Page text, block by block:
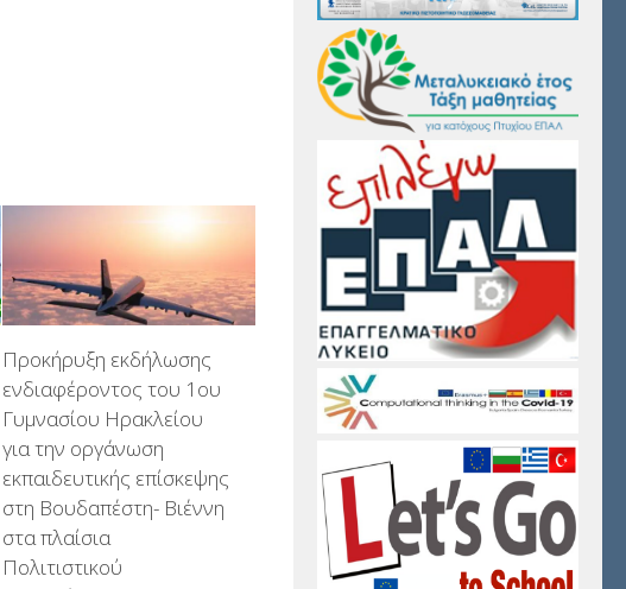
Προκήρυξη εκδήλωσης
ενδιαφέροντος του 1ου
Γυμνασίου Ηρακλείου
για την οργάνωση
εκπαιδευτικής επίσκεψης
στη Βουδαπέστη- Βιέννη
στα πλαίσια
Πολιτιστικού